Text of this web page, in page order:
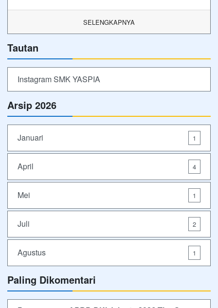
SELENGKAPNYA
Tautan
Instagram SMK YASPIA
Arsip 2026
Januari 1
April 4
Mei 1
Juli 2
Agustus 1
Paling Dikomentari